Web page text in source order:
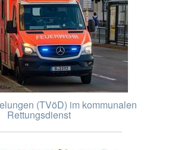
(TVöD) im kommunalen
Rettungsdienst